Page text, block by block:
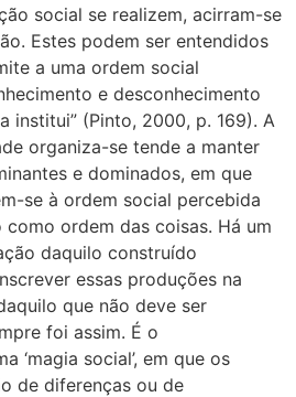
social se realizem, acirram-se
Estes podem ser entendidos
a uma ordem social
e desconhecimento
institui” (Pinto, 2000, p. 169). A
organiza-se tende a manter
e dominados, em que
se à ordem social percebida
ordem das coisas. Há um
daquilo construído
essas produções na
que não deve ser
foi assim. É o
‘magia social’, em que os
de diferenças ou de